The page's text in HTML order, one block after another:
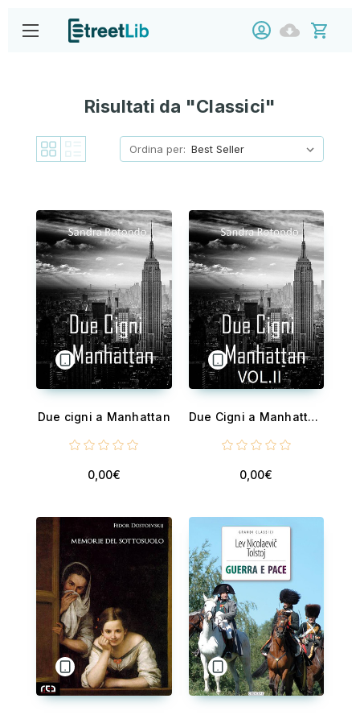
Risultati da "Classici"
Ordina per:
Due cigni a Manhattan
0,00€
Due Cigni a Manhattan Vol. II
0,00€